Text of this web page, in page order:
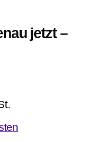
jetzt –